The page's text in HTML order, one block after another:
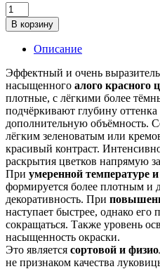
Количество
товара
Луковица
гиппеаструма
Ромео
(Romeo)
В корзину
Описание
Эффектный и очень
насыщенного алого красного
плотные, с лёгкими более
подчёркивают глубину
дополнительную объёмность.
лёгким зеленоватым или
красивый контраст.
раскрытия цветков напрямую
При умеренной температуре
формируется более плотным и
декоративность. При
наступает быстрее, однако
сокращаться. Также уровень
насыщенность окраски.
Это является сортовой и
не признаком качества